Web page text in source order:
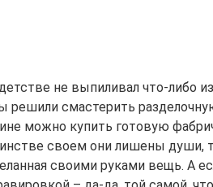
не выпиливал что-либо
решили смастерить
можно купить готовую
своем они лишены души,
своими руками вещь. А